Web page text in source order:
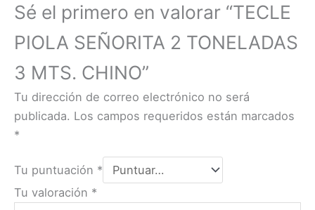
Sé el primero en valorar “TECLE
PIOLA SEÑORITA 2 TONELADAS
3 MTS. CHINO”
Tu dirección de correo electrónico no será
publicada. Los campos requeridos están marcados
*
Tu puntuación *
Tu valoración *